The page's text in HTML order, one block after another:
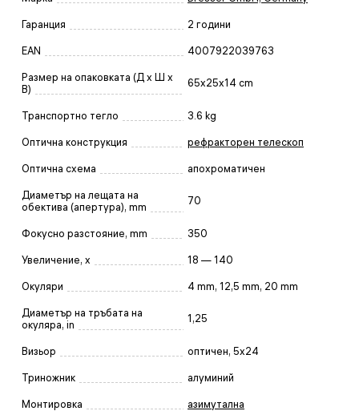
Гаранция 2 години
EAN 4007922039763
Размер на опаковката (Д x Ш x
В)
65x25x14 cm
Транспортно тегло 3.6 kg
Оптична конструкция рефракторен телескоп
Оптична схема апохроматичен
Диаметър на лещата на
обектива (апертура), mm
70
Фокусно разстояние, mm 350
Увеличение, x 18 — 140
Окуляри 4 mm, 12,5 mm, 20 mm
Диаметър на тръбата на
окуляра, in
1,25
Визьор оптичен, 5x24
Триножник алуминий
Монтировка азимутална